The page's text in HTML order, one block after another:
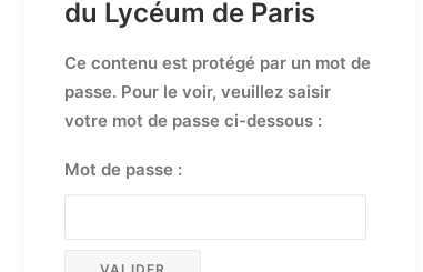
du Lycéum de Paris
Ce contenu est protégé par un mot de
passe. Pour le voir, veuillez saisir
votre mot de passe ci-dessous :
Mot de passe :